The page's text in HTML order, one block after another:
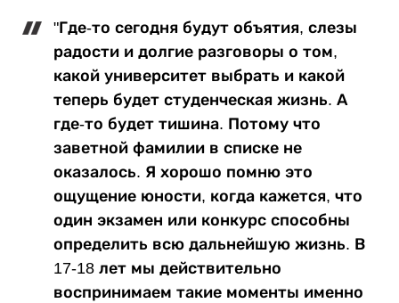
"Где-то сегодня будут объятия, слезы
радости и долгие разговоры о том,
какой университет выбрать и какой
теперь будет студенческая жизнь. А
где-то будет тишина. Потому что
заветной фамилии в списке не
оказалось. Я хорошо помню это
ощущение юности, когда кажется, что
один экзамен или конкурс способны
определить всю дальнейшую жизнь. В
17-18 лет мы действительно
воспринимаем такие моменты именно